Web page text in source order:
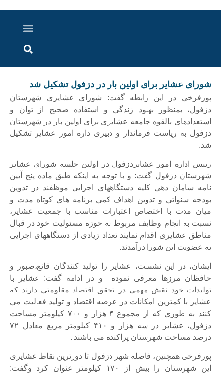
شورای عشایر برای اولین بار در دزفول تشکیل شد
پورفرخی در این رابطه گفت: شورای عشایری شهرستان
دزفول، بمنظور بهبود زندگی و استفاده صحیح از توان و
استعدادهای بالقوه جامعه عشایری برای اولین بار در شهرستان
دزفول به ریاست فرماندار و دبیری داره امور عشایر تشکیل
شد.
رییس اداره امور عشایردزفول در اولین جلسه شورای عشایر
شهرستان دزفول گفت: و با توجه به اینکه طبق ماده پنج آیین
نامه سامان دهی کلیه دستگاههای اجرایی موظفند در تدوین
بودجه سنواتی و تدوین اهداف کمی برنامه های کوتاه مدت و
میان مدت با اختصاص اعتبارات مناسب با جمعیت عشایر،
نسبت به انجام وظایف مربوط به حوزه مسئولیت خود در قبال
مناطق عشایری اقدام نمایند تعداد زیادی از دستگاههای اجرایی
به عضویت این شورا درآمدند.
ایشان، در این نشست، عشایر را تولید کنندگان قانع،صبور و
حافظان مرزها معرفی نموده و در ادامه گفت: عشایر با
تولیدات خود نقش مهمی در تحقق اقتصاد مقاومتی دارند که
عشایر با کمترین امکانات در عرصه اقتصاد و تولید فعالیت می
کنند به طوری که از مجموع ۴ هزار و ۷۰۰ کیلومتر مساحت
دزفول، عشایر در سه هزار و ۴۱۰ کیلومتر مربع معادل ۷۲
درصد مساحت شهرستان پراکنده می باشند .
پورفرخی همچنین، فاصله شهر دزفول تا دورترین نقاط عشایری
این شهرستان را بیش از ۱۷۰ کیلومتر عنوان کرد وگفت: